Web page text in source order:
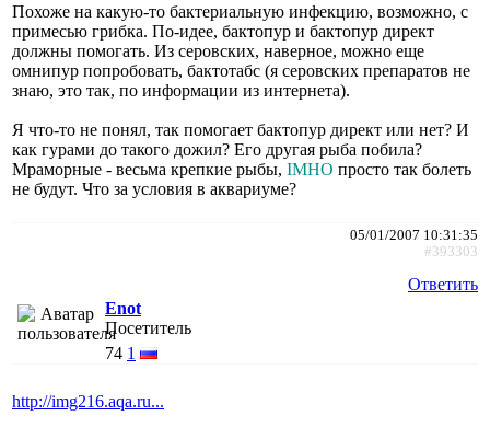
Похоже на какую-то бактериальную инфекцию, возможно, с
примесью грибка. По-идее, бактопур и бактопур директ
должны помогать. Из серовских, наверное, можно еще
омнипур попробовать, бактотабс (я серовских препаратов не
знаю, это так, по информации из интернета).
Я что-то не понял, так помогает бактопур директ или нет? И
как гурами до такого дожил? Его другая рыба побила?
Мраморные - весьма крепкие рыбы, IMHO просто так болеть
не будут. Что за условия в аквариуме?
05/01/2007 10:31:35
#393303
Ответить
Enot
Посетитель
74 1
http://img216.aqa.ru...